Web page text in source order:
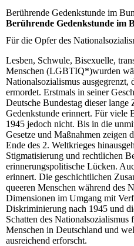
Berührende Gedenkstunde im
Berührende Gedenkstunde im
Für die Opfer des
Lesben, Schwule, Bisexuelle,
Menschen (LGBTIQ*)wurden
Nationalsozialismus
ermordet. Erstmals in seiner
Deutsche Bundestag dieser lange
Gedenkstunde erinnert. Für viele
1945 jedoch nicht. Bis in die
Gesetze und Maßnahmen zeigen
Ende des 2. Weltkrieges
Stigmatisierung und rechtlichen
erinnerungspolitische Lücken.
erinnert. Die geschichtlichen
queeren Menschen während des
Dimensionen im Umgang mit
Diskriminierung nach 1945 und
Schatten des Nationalsozialismus
Menschen in Deutschland und
ausreichend erforscht.